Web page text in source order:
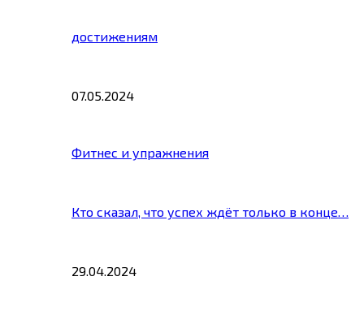
достижениям
07.05.2024
Фитнес и упражнения
Кто сказал, что успех ждёт только в конце…
29.04.2024